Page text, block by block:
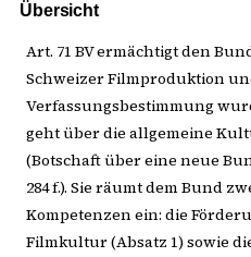
Übersicht
Art. 71 BV ermächtigt den
Schweizer Filmproduktion
Verfassungsbestimmung
geht über die allgemeine
(Botschaft über eine neue
284 f.). Sie räumt dem Bund
Kompetenzen ein: die
Filmkultur (Absatz 1) sowie